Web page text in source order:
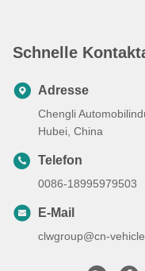
Schnelle
Adresse
Chengli
Hubei, China
Telefon
0086-18995979503
E-Mail
clwgroup@cn-